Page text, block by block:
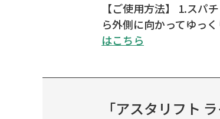
【ご使用方法】 1.スパ
ら外側に向かってゆっ
はこちら
「アスタリフト